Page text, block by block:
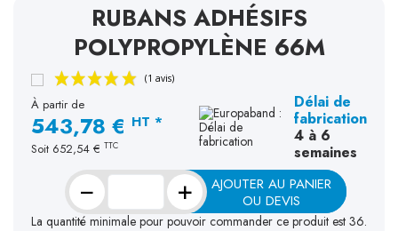
RUBANS ADHÉSIFS
POLYPROPYLÈNE 66M
À partir de
543,78 € HT *
Soit 652,54 € TTC
Délai de
fabrication
4 à 6
semaines
− +
AJOUTER AU PANIER
OU DEVIS
La quantité minimale pour pouvoir commander ce produit est 36.